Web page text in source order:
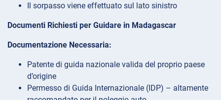
Il sorpasso viene effettuato sul lato sinistro
Documenti Richiesti per Guidare in Madagascar
Documentazione Necessaria:
Patente di guida nazionale valida del proprio paese
d’origine
Permesso di Guida Internazionale (IDP) – altamente